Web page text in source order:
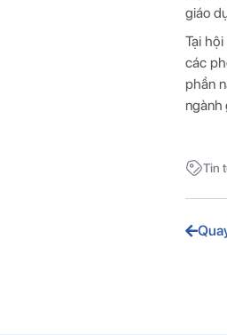
giáo
Tại
các
phần
ngành
Tin